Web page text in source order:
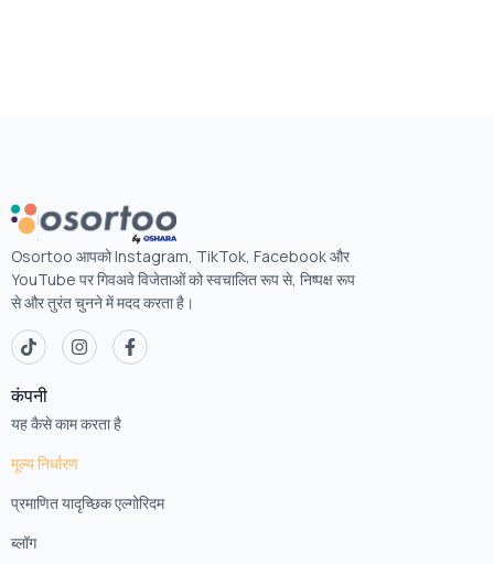
Osortoo आपको Instagram, TikTok, Facebook और
YouTube पर गिवअवे विजेताओं को स्वचालित रूप से, निष्पक्ष रूप
से और तुरंत चुनने में मदद करता है।
कंपनी
यह कैसे काम करता है
मूल्य निर्धारण
प्रमाणित यादृच्छिक एल्गोरिदम
ब्लॉग